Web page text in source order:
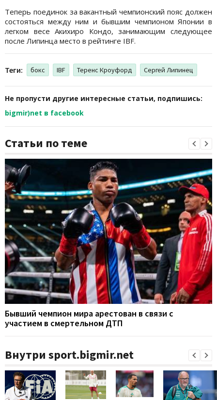
Теперь поединок за вакантный чемпионский пояс должен
состояться между ним и бывшим чемпионом Японии в
легком весе Акихиро Кондо, занимающим следующее
после Липинца место в рейтинге IBF.
Теги: бокс IBF Теренс Кроуфорд Сергей Липинец
Не пропусти другие интересные статьи, подпишись:
bigmir)net в facebook
Статьи по теме
Бывший чемпион мира арестован в связи с
участием в смертельном ДТП
Внутри sport.bigmir.net